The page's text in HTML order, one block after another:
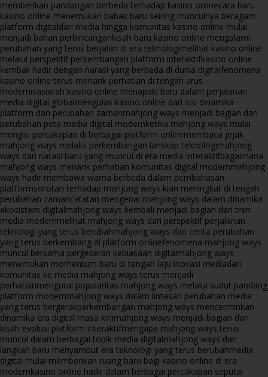
memberikan pandangan berbeda terhadap kasino onlinecara baru
kasino online menemukan babak baru seiring munculnya beragam
platform digitaldari media hingga komunitas kasino online mulai
menjadi bahan perbincangankisah baru kasino online mengalami
perubahan yang terus berjalan di era teknologimelihat kasino online
melalui perspektif perkembangan platform interaktifkasino online
kembali hadir dengan narasi yang berbeda di dunia digitalfenomena
kasino online terus menarik perhatian di tengah arus
modernisasiarah kasino online menapaki baru dalam perjalanan
media digital globalmengulas kasino online dari sisi dinamika
platform dan perubahan zamanmahjong ways menjadi bagian dari
perubahan peta media digital modernketika mahjong ways mulai
mengisi percakapan di berbagai platform onlinemembaca jejak
mahjong ways melalui perkembangan lanskap teknologimahjong
ways dan narasi baru yang muncul di era media interaktifbagaimana
mahjong ways menarik perhatian komunitas digital modernmahjong
ways hadir membawa warna berbeda dalam pembahasan
platformsorotan terhadap mahjong ways kian meningkat di tengah
perubahan zamancatatan mengenai mahjong ways dalam dinamika
ekosistem digitalmahjong ways kembali menjadi bagian dari tren
media modernmelihat mahjong ways dari perspektif perjalanan
teknologi yang terus berubahmahjong ways dan cerita perubahan
yang terus berkembang di platform onlinefenomena mahjong ways
muncul bersama pergeseran kebiasaan digitalmahjong ways
menemukan momentum baru di tengah laju inovasi mediadari
komunitas ke media mahjong ways terus menjadi
perhatianmengurai popularitas mahjong ways melalui sudut pandang
platform modernmahjong ways dalam lintasan perubahan media
yang terus bergerakperkembangan mahjong ways mencerminkan
dinamika era digital masa kinimahjong ways menjadi bagian dari
kisah evolusi platform interaktifmengapa mahjong ways terus
muncul dalam berbagai topik media digitalmahjong ways dan
langkah baru menyambut era teknologi yang terus berubahmedia
digital mulai memberikan ruang baru bagi kasino online di era
modernkasino online hadir dalam berbagai percakapan seputar